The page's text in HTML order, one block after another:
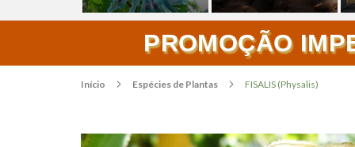
PROMOÇÃO
Início Espécies de Plantas FISALIS (Physalis)
o